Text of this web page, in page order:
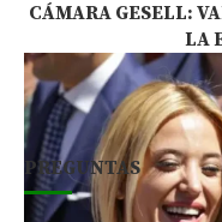
CÁMARA GESELL:
LA
PREGUNTAS